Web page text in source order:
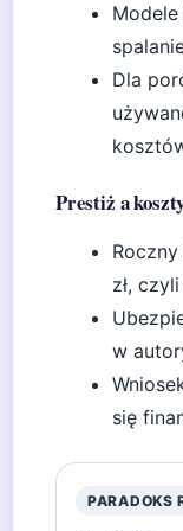
Dla
Prestiż a
zł,
w
się
PARADOKS